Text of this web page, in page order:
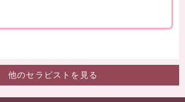
他のセラピストを見る